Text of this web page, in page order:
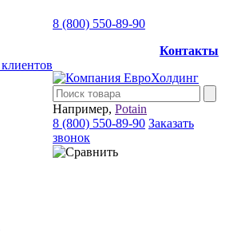
8 (800) 550-89-90
Контакты
Например, Potain
8 (800) 550-89-90 Заказать
звонок